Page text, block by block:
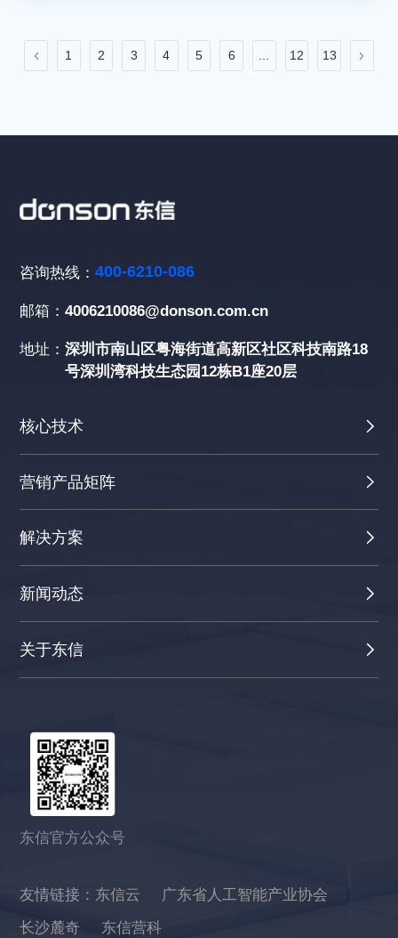
1 2 3 4 5 6 ... 12 13
咨询热线：400-6210-086
邮箱：4006210086@donson.com.cn
地址：深圳市南山区粤海街道高新区社区科技南路18
号深圳湾科技生态园12栋B1座20层
核心技术
营销产品矩阵
解决方案
新闻动态
关于东信
东信官方公众号
友情链接： 东信云
广东省人工智能产业协会
长沙麓奇
东信营科